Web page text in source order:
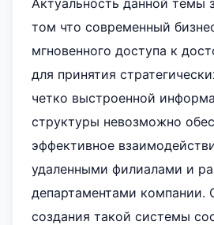
Актуальность данной темы
том что современный
мгновенного доступа к
для принятия
четко выстроенной
структуры невозможно
эффективное
удаленными филиалами и
департаментами компании.
создания такой системы